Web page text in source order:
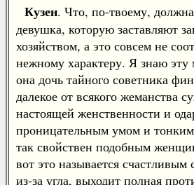
Кузен. Что, по-твоему, должна
девушка, которую заставляют
хозяйством, а это совсем не
нежному характеру. Я знаю
она дочь тайного советника
далекое от всякого жеманства
настоящей женственности и
проницательным умом и
так свойствен подобным
вот это называется
из-за угла, выходит полная